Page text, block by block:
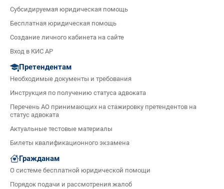
Субсидируемая юридическая помощь
Бесплатная юридическая помощь
Создание личного кабинета на сайте
Вход в КИС АР
Претендентам
Необходимые документы и требования
Инструкция по получению статуса адвоката
Перечень АО принимающих на стажировку претендентов на
статус адвоката
Актуальные тестовые материалы
Билеты квалификационного экзамена
Гражданам
О системе бесплатной юридической помощи
Порядок подачи и рассмотрения жалоб